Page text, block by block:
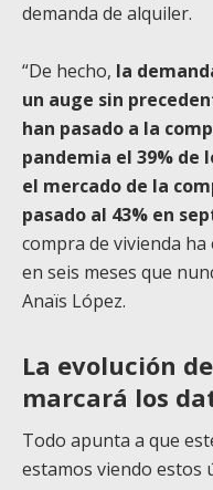
demanda de alquiler.
“De hecho, la
un auge sin
han pasado a la
pandemia el 39% de
el mercado de la
pasado al 43% en
compra de vivienda
en seis meses que
Anaïs López.
La evolución
marcará los
Todo apunta a que
estamos viendo estos